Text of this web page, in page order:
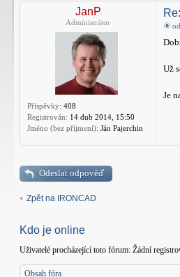
JanP
Administrátor
Příspěvky: 408
Registrován: 14 dub 2014, 15:50
Jméno (bez příjmení): Ján Pajerchin
od
Už
Je
Odeslat odpověď
Zpět na IRONCAD
Kdo je online
Uživatelé procházející toto fórum: Žádní
Obsah fóra